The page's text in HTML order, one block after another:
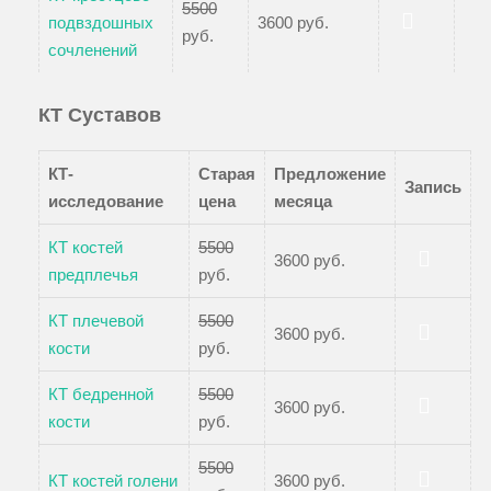
подвздошных
сочленений
5500
руб.
3600 руб.
КТ Суставов
КТ-
исследование
Старая
цена
Предложение
месяца
Запись
КТ костей
предплечья
5500
руб.
3600 руб.
КТ плечевой
кости
5500
руб.
3600 руб.
КТ бедренной
кости
5500
руб.
3600 руб.
КТ костей голени
5500
3600 руб.